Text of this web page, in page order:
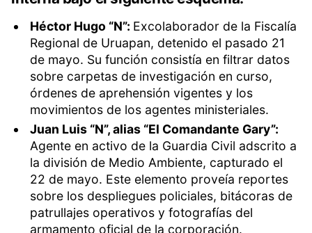
Héctor Hugo “N”: Excolaborador de la Fiscalía
Regional de Uruapan, detenido el pasado 21
de mayo. Su función consistía en filtrar datos
sobre carpetas de investigación en curso,
órdenes de aprehensión vigentes y los
movimientos de los agentes ministeriales.
Juan Luis “N”, alias “El Comandante Gary”:
Agente en activo de la Guardia Civil adscrito a
la división de Medio Ambiente, capturado el
22 de mayo. Este elemento proveía reportes
sobre los despliegues policiales, bitácoras de
patrullajes operativos y fotografías del
armamento oficial de la corporación.